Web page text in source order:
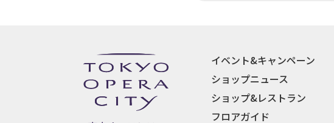
イベント&キャンペーン
ショップニュース
ショップ&レストラン
フロアガイド